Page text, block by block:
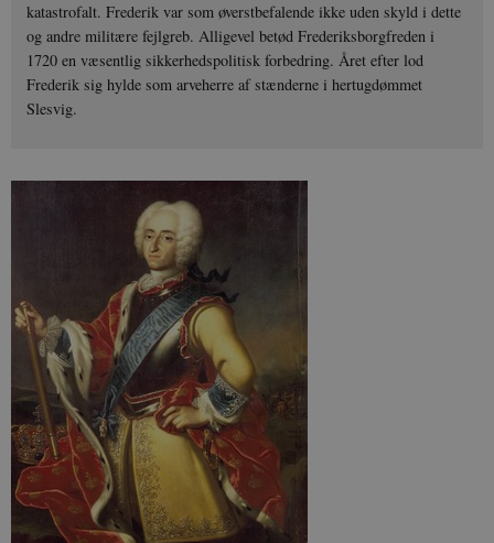
katastrofalt. Frederik var som øverstbefalende ikke uden skyld i dette
og andre militære fejlgreb. Alligevel betød Frederiksborgfreden i
1720 en væsentlig sikkerhedspolitisk forbedring. Året efter lod
Frederik sig hylde som arveherre af stænderne i hertugdømmet
Slesvig.